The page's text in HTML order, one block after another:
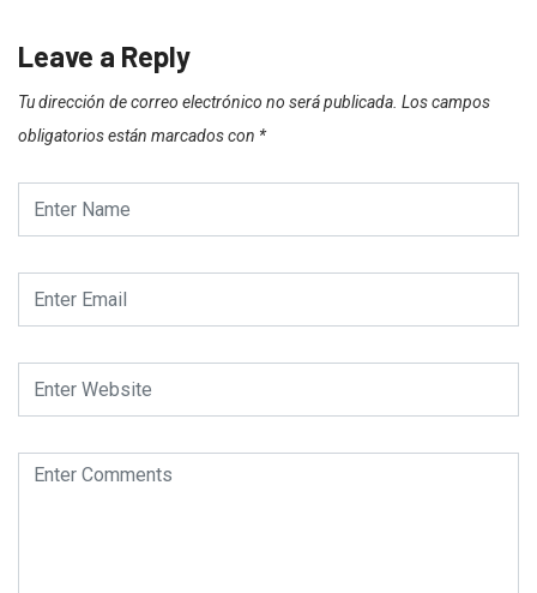
Leave a Reply
Tu dirección de correo electrónico no será publicada. Los campos
obligatorios están marcados con *